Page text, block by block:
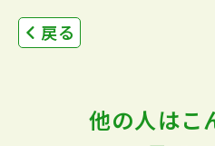
戻る
他の人はこ